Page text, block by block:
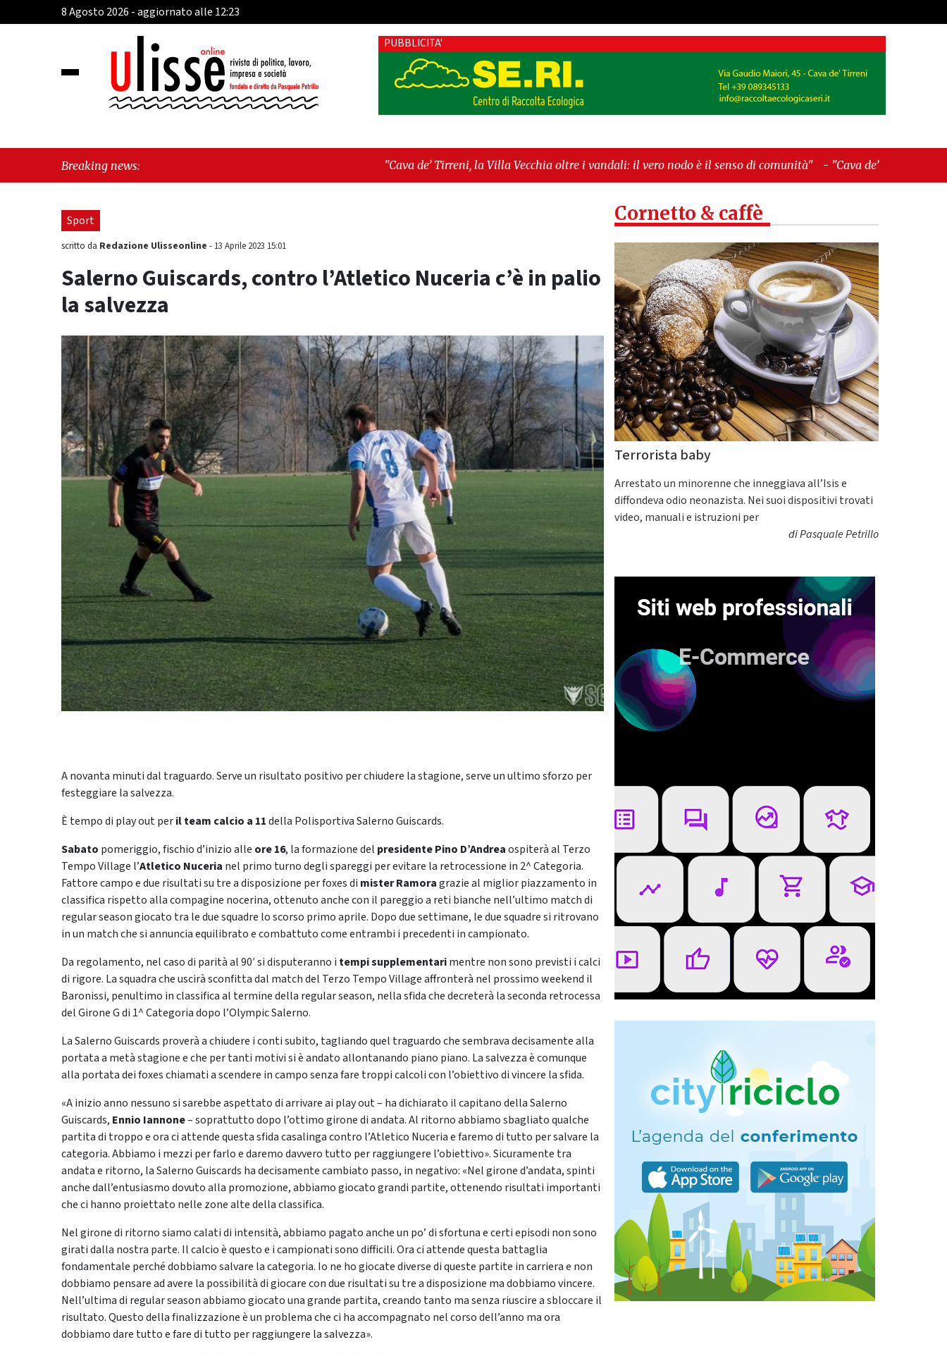
8 Agosto 2026 - aggiornato alle 12:23
PUBBLICITA'
Breaking news: "Cava de’ Tirreni, la Villa Vecchia oltre i vandali: il vero nodo è il senso di comunità" -"Cava de’ Tirreni, La Fratellanza
sull'ultima seduta consiliare: “Serve chiarezza!”"
Sport
scritto da Redazione Ulisseonline - 13 Aprile 2023 15:01
Salerno Guiscards, contro l’Atletico Nuceria c’è in palio
la salvezza
A novanta minuti dal traguardo. Serve un risultato positivo per chiudere la stagione, serve un ultimo sforzo per
festeggiare la salvezza.
È tempo di play out peril team calcio a 11della Polisportiva Salerno Guiscards.
Sabato pomeriggio, fischio d’inizio alle ore 16, la formazione del presidente Pino D’Andreaospiterà al Terzo
Tempo Village l’Atletico Nuceria nel primo turno degli spareggi per evitare la retrocessione in 2^ Categoria.
Fattore campo e due risultati su tre a disposizione per foxes di mister Ramoragrazie al miglior piazzamento in
classifica rispetto alla compagine nocerina, ottenuto anche con il pareggio a reti bianche nell’ultimo match di
regular season giocato tra le due squadre lo scorso primo aprile. Dopo due settimane, le due squadre si ritrovano
in un match che si annuncia equilibrato e combattuto come entrambi i precedenti in campionato.
Da regolamento, nel caso di parità al 90′ si disputeranno i tempi supplementarimentre non sono previsti i calci
di rigore. La squadra che uscirà sconfitta dal match del Terzo Tempo Village affronterà nel prossimo weekend il
Baronissi, penultimo in classifica al termine della regular season, nella sfida che decreterà la seconda retrocessa
del Girone G di 1^ Categoria dopo l’Olympic Salerno.
La Salerno Guiscards proverà a chiudere i conti subito, tagliando quel traguardo che sembrava decisamente alla
portata a metà stagione e che per tanti motivi si è andato allontanando piano piano. La salvezza è comunque
alla portata dei foxes chiamati a scendere in campo senza fare troppi calcoli con l’obiettivo di vincere la sfida.
«A inizio anno nessuno si sarebbe aspettato di arrivare ai play out – ha dichiarato il capitano della Salerno
Guiscards, Ennio Iannone– soprattutto dopo l’ottimo girone di andata. Al ritorno abbiamo sbagliato qualche
partita di troppo e ora ci attende questa sfida casalinga contro l’Atletico Nuceria e faremo di tutto per salvare la
categoria. Abbiamo i mezzi per farlo e daremo davvero tutto per raggiungere l’obiettivo». Sicuramente tra
andata e ritorno, la Salerno Guiscards ha decisamente cambiato passo, in negativo: «Nel girone d’andata, spinti
anche dall’entusiasmo dovuto alla promozione, abbiamo giocato grandi partite, ottenendo risultati importanti
che ci hanno proiettato nelle zone alte della classifica.
Nel girone di ritorno siamo calati di intensità, abbiamo pagato anche un po’ di sfortuna e certi episodi non sono
girati dalla nostra parte. Il calcio è questo e i campionati sono difficili. Ora ci attende questa battaglia
fondamentale perché dobbiamo salvare la categoria. Io ne ho giocate diverse di queste partite in carriera e non
dobbiamo pensare ad avere la possibilità di giocare con due risultati su tre a disposizione ma dobbiamo vincere.
Nell’ultima di regular season abbiamo giocato una grande partita, creando tanto ma senza riuscire a sbloccare il
risultato. Questo della finalizzazione è un problema che ci ha accompagnato nel corso dell’anno ma ora
dobbiamo dare tutto e fare di tutto per raggiungere la salvezza».
Cornetto & caffè
Terrorista baby
Arrestato un minorenne che inneggiava all’Isis e
diffondeva odio neonazista. Nei suoi dispositivi trovati
video, manuali e istruzioni per
diPasquale Petrillo